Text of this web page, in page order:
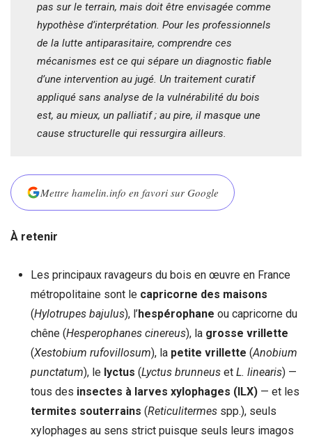
pas sur le terrain, mais doit être envisagée comme
hypothèse d’interprétation. Pour les professionnels
de la lutte antiparasitaire, comprendre ces
mécanismes est ce qui sépare un diagnostic fiable
d’une intervention au jugé. Un traitement curatif
appliqué sans analyse de la vulnérabilité du bois
est, au mieux, un palliatif ; au pire, il masque une
cause structurelle qui ressurgira ailleurs.
Mettre hamelin.info en favori sur Google
À retenir
Les principaux ravageurs du bois en œuvre en France
métropolitaine sont le capricorne des maisons
(Hylotrupes bajulus), l’hespérophane ou capricorne du
chêne (Hesperophanes cinereus), la grosse vrillette
(Xestobium rufovillosum), la petite vrillette (Anobium
punctatum), le lyctus (Lyctus brunneuset L. linearis) —
tous des insectes à larves xylophages (ILX)— et les
termites souterrains (Reticulitermesspp.), seuls
xylophages au sens strict puisque seuls leurs imagos